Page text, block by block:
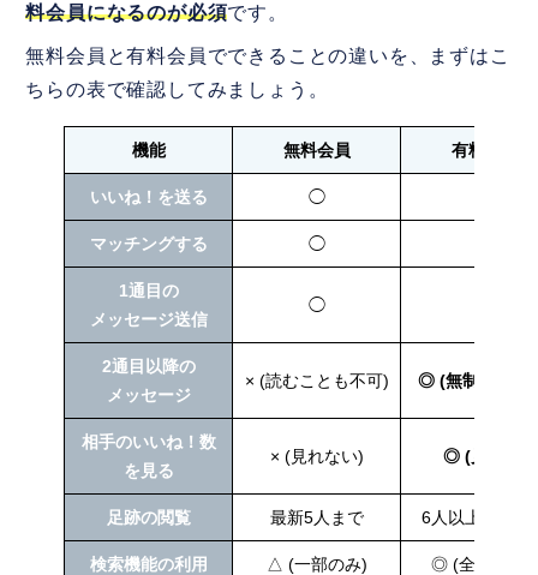
料会員になるのが必須です。
無料会員と有料会員でできることの違いを、まずはこ
ちらの表で確認してみましょう。
機能 無料会員 有料会員
いいね！を送る ◯
マッチングする ◯
1通目の
メッセージ送信
◯
2通目以降の
メッセージ
× (読むことも不可) ◎ (無制限し放
相手のいいね！数
を見る
× (見れない) ◎ (見れる)
足跡の閲覧 最新5人まで 6人以上も無制
検索機能の利用 △ (一部のみ) ◎ (全機能OK)